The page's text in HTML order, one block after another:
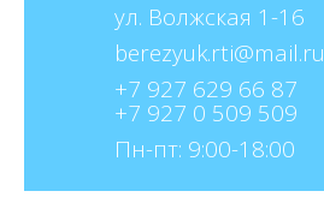
ул. Волжская 1-16
berezyuk.rti@mail.ru
+7 927 629 66 87
+7 927 0 509 509
Пн-пт: 9:00-18:00